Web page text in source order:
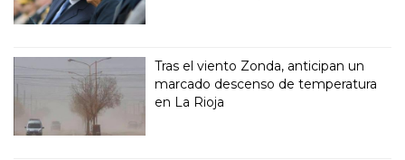
Tras el viento Zonda, anticipan un
marcado descenso de temperatura
en La Rioja